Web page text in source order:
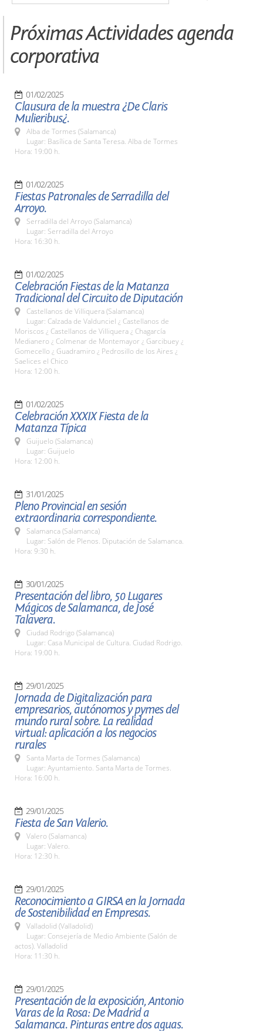
Próximas Actividades agenda
corporativa
01/02/2025
Clausura de la muestra ¿De Claris
Mulieribus¿.
Alba de Tormes (Salamanca)
Lugar: Basílica de Santa Teresa. Alba de Tormes
Hora: 19:00 h.
01/02/2025
Fiestas Patronales de Serradilla del
Arroyo.
Serradilla del Arroyo (Salamanca)
Lugar: Serradilla del Arroyo
Hora: 16:30 h.
01/02/2025
Celebración Fiestas de la Matanza
Tradicional del Circuito de Diputación
Castellanos de Villiquera (Salamanca)
Lugar: Calzada de Valdunciel ¿ Castellanos de
Moriscos ¿ Castellanos de Villiquera ¿ Chagarcía
Medianero ¿ Colmenar de Montemayor ¿ Garcibuey ¿
Gomecello ¿ Guadramiro ¿ Pedrosillo de los Aires ¿
Saelices el Chico
Hora: 12:00 h.
01/02/2025
Celebración XXXIX Fiesta de la
Matanza Típica
Guijuelo (Salamanca)
Lugar: Guijuelo
Hora: 12:00 h.
31/01/2025
Pleno Provincial en sesión
extraordinaria correspondiente.
Salamanca (Salamanca)
Lugar: Salón de Plenos. Diputación de Salamanca.
Hora: 9:30 h.
30/01/2025
Presentación del libro, 50 Lugares
Mágicos de Salamanca, de José
Talavera.
Ciudad Rodrigo (Salamanca)
Lugar: Casa Municipal de Cultura. Ciudad Rodrigo.
Hora: 19:00 h.
29/01/2025
Jornada de Digitalización para
empresarios, autónomos y pymes del
mundo rural sobre. La realidad
virtual: aplicación a los negocios
rurales
Santa Marta de Tormes (Salamanca)
Lugar: Ayuntamiento. Santa Marta de Tormes.
Hora: 16:00 h.
29/01/2025
Fiesta de San Valerio.
Valero (Salamanca)
Lugar: Valero.
Hora: 12:30 h.
29/01/2025
Reconocimiento a GIRSA en la Jornada
de Sostenibilidad en Empresas.
Valladolid (Valladolid)
Lugar: Consejería de Medio Ambiente (Salón de
actos). Valladolid
Hora: 11:30 h.
29/01/2025
Presentación de la exposición, Antonio
Varas de la Rosa: De Madrid a
Salamanca. Pinturas entre dos aguas.